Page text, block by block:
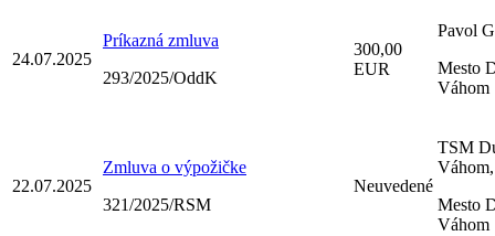
24.07.2025
Príkazná zmluva
293/2025/OddK
300,00
EUR
Pavol
Mesto
Váhom
22.07.2025
Zmluva o výpožičke
321/2025/RSM
Neuvedené
TSM
Mesto
Váhom